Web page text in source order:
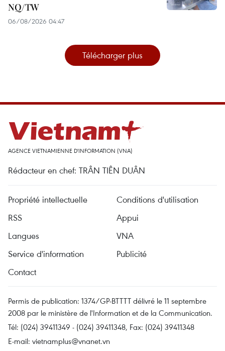
NQ/TW
06/08/2026 04:47
Télécharger plus
AGENCE VIETNAMIENNE D'INFORMATION (VNA)
Rédacteur en chef: TRÂN TIÊN DUÂN
Propriété intellectuelle
Conditions d'utilisation
RSS
Appui
Langues
VNA
Service d'information
Publicité
Contact
Permis de publication: 1374/GP-BTTTT délivré le 11 septembre
2008 par le ministère de l'Information et de la Communication.
Tél: (024) 39411349 - (024) 39411348, Fax: (024) 39411348
E-mail: vietnamplus@vnanet.vn